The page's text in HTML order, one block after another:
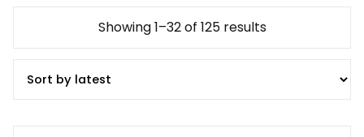
Showing 1–32 of 125 results